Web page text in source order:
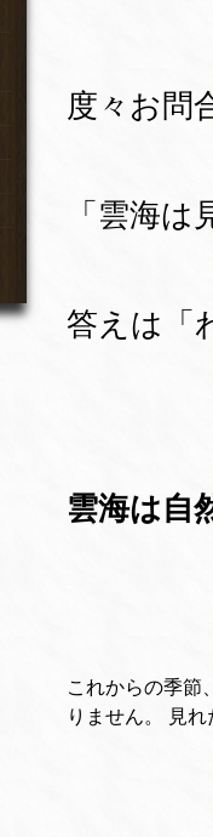
度々お問
「雲海
答えは「
雲海は自
これからの季節
りません。
見